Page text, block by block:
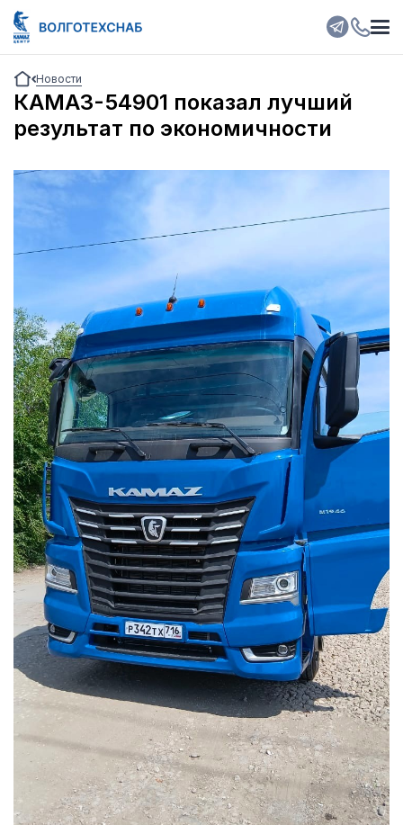
Новости
КАМАЗ-54901 показал лучший
результат по экономичности